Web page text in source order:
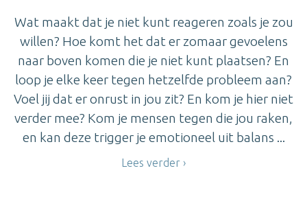
Wat maakt dat je niet kunt reageren zoals je zou
willen? Hoe komt het dat er zomaar gevoelens
naar boven komen die je niet kunt plaatsen? En
loop je elke keer tegen hetzelfde probleem aan?
Voel jij dat er onrust in jou zit? En kom je hier niet
verder mee? Kom je mensen tegen die jou raken,
en kan deze trigger je emotioneel uit balans ...
Lees verder